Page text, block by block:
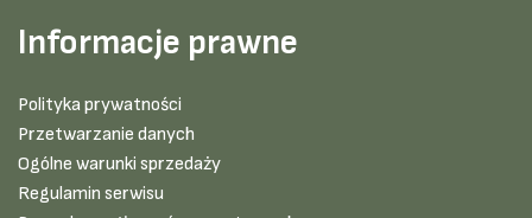
Informacje prawne
Polityka prywatności
Przetwarzanie danych
Ogólne warunki sprzedaży
Regulamin serwisu